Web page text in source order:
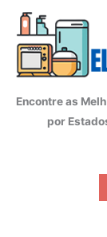
conteúdo
Encontre as
por